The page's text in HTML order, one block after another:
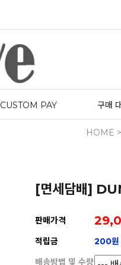
CUSTOM PAY 구매
HOME >
[면세담배]
판매가격
적립금
200원
배송방법 및 수량